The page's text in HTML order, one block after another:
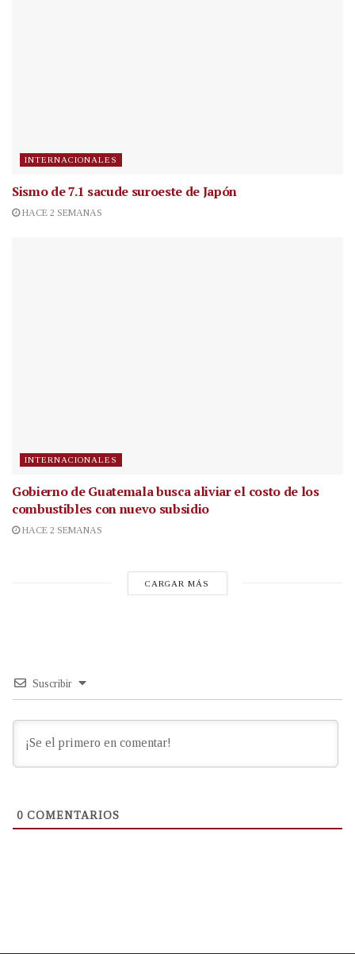
INTERNACIONALES
Sismo de 7.1 sacude suroeste de Japón
HACE 2 SEMANAS
INTERNACIONALES
Gobierno de Guatemala busca aliviar el costo de los
combustibles con nuevo subsidio
HACE 2 SEMANAS
CARGAR MÁS
Suscribir
0 COMENTARIOS